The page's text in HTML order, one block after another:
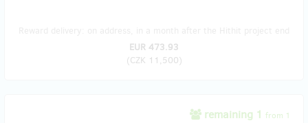
EUR 473.93
(CZK 11,500)
remaining 1 from 1